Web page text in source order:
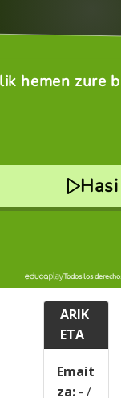
ARIK
ETA
Emait
za: - /